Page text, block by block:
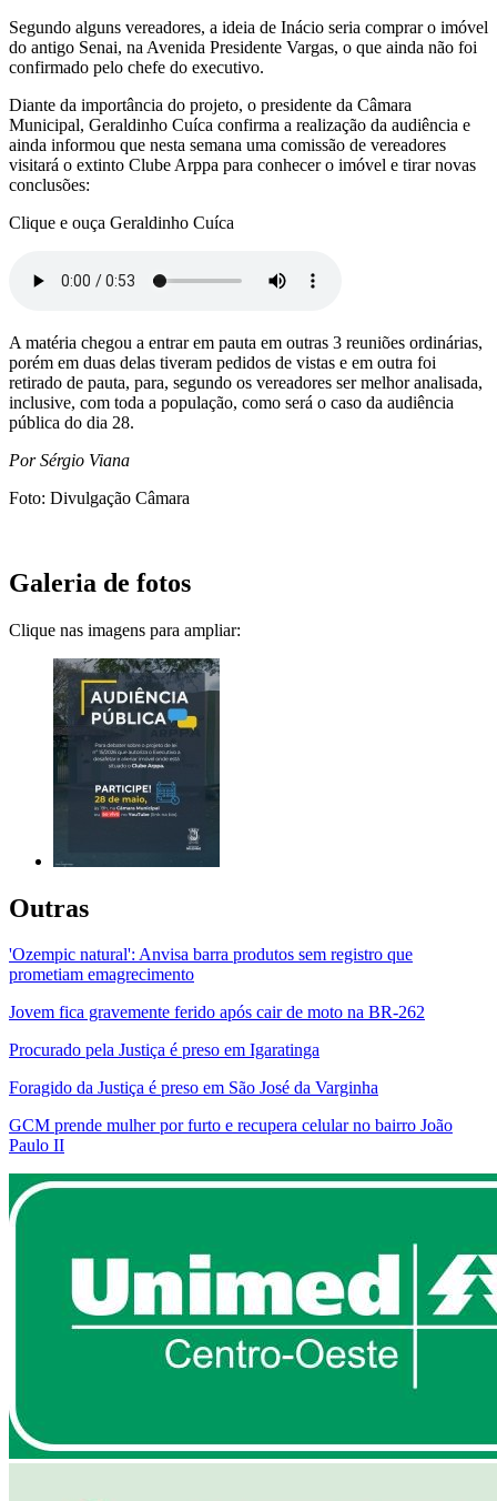
Segundo alguns vereadores, a ideia de Inácio seria comprar o imóvel
do antigo Senai, na Avenida Presidente Vargas, o que ainda não foi
confirmado pelo chefe do executivo.
Diante da importância do projeto, o presidente da Câmara
Municipal, Geraldinho Cuíca confirma a realização da audiência e
ainda informou que nesta semana uma comissão de vereadores
visitará o extinto Clube Arppa para conhecer o imóvel e tirar novas
conclusões:
Clique e ouça Geraldinho Cuíca
A matéria chegou a entrar em pauta em outras 3 reuniões ordinárias,
porém em duas delas tiveram pedidos de vistas e em outra foi
retirado de pauta, para, segundo os vereadores ser melhor analisada,
inclusive, com toda a população, como será o caso da audiência
pública do dia 28.
Por Sérgio Viana
Foto: Divulgação Câmara
Galeria de fotos
Clique nas imagens para ampliar:
Outras
'Ozempic natural': Anvisa barra produtos sem registro que
prometiam emagrecimento
Jovem fica gravemente ferido após cair de moto na BR-262
Procurado pela Justiça é preso em Igaratinga
Foragido da Justiça é preso em São José da Varginha
GCM prende mulher por furto e recupera celular no bairro João
Paulo II